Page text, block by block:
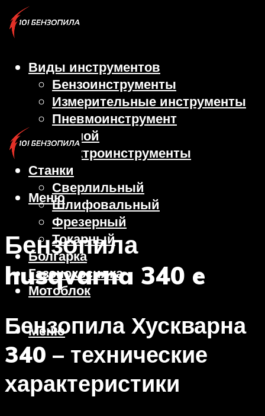
Виды инструментов
Бензоинструменты
Измерительные инструменты
Пневмоинструмент
Ручной
Электроинструменты
Станки
Сверлильный
Шлифовальный
Фрезерный
Токарный
Болгарка
Газонокосилка
Мотоблок
Меню
Меню
Бензопила
husqvarna 340 e
Бензопила Хускварна
340 – технические
характеристики